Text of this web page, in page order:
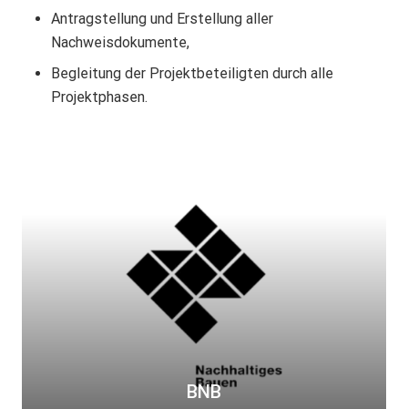
Antragstellung und Erstellung aller
Nachweisdokumente,
Begleitung der Projektbeteiligten durch alle
Projektphasen.
BNB